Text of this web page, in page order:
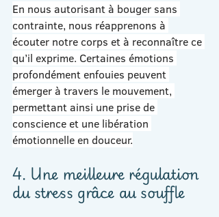
En nous autorisant à bouger sans
contrainte, nous réapprenons à
écouter notre corps et à reconnaître ce
qu’il exprime. Certaines émotions
profondément enfouies peuvent
émerger à travers le mouvement,
permettant ainsi une prise de
conscience et une libération
émotionnelle en douceur.
4. Une meilleure régulation
du stress grâce au souffle